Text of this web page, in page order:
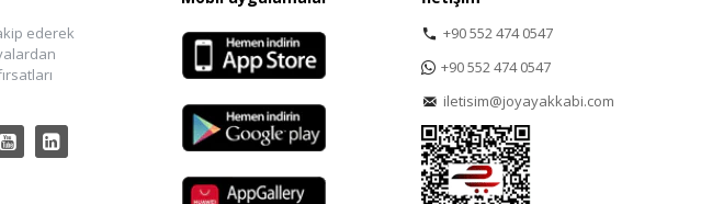
ederek
+90 552 474 0547
+90 552 474 0547
iletisim@joyayakkabi.com